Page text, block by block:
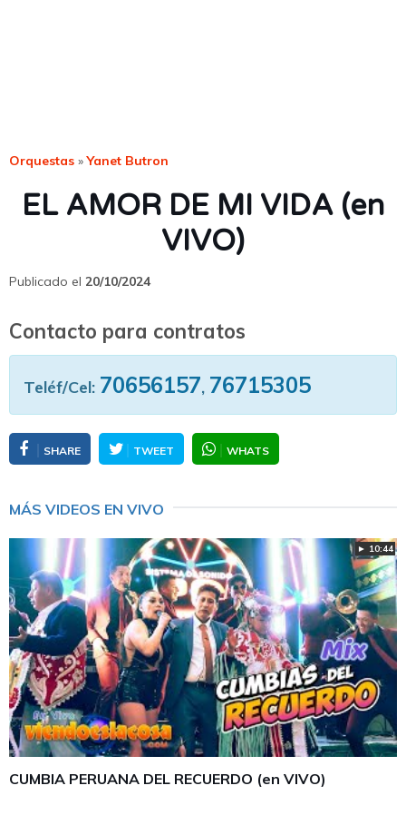
Orquestas »Yanet Butron
EL AMOR DE MI VIDA (en
VIVO)
Publicado el 20/10/2024
Contacto para contratos
Teléf/Cel: 70656157, 76715305
SHARE TWEET WHATS
MÁS VIDEOS EN VIVO
► 10:44
CUMBIA PERUANA DEL RECUERDO (en VIVO)